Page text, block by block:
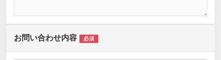
お問い合わせ内容 必須